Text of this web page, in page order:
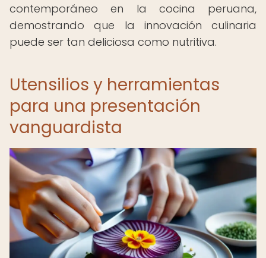
contemporáneo en la cocina peruana,
demostrando que la innovación culinaria
puede ser tan deliciosa como nutritiva.
Utensilios y herramientas
para una presentación
vanguardista